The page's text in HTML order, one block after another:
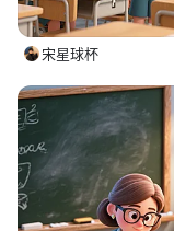
宋星球杯